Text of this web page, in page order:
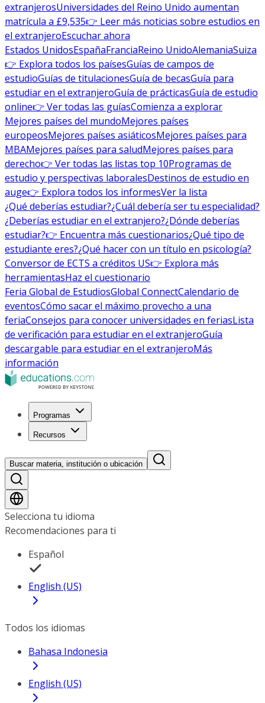
extranjerosUniversidades del Reino Unido aumentan
matrícula a £9,535👉 Leer más noticias sobre estudios en
el extranjeroEscuchar ahora
Estados UnidosEspañaFranciaReino UnidoAlemaniaSuiza
👉 Explora todos los paísesGuías de campos de
estudioGuías de titulacionesGuía de becasGuía para
estudiar en el extranjeroGuía de prácticasGuía de estudio
online👉 Ver todas las guíasComienza a explorar
Mejores países del mundoMejores países
europeosMejores países asiáticosMejores países para
MBAMejores países para saludMejores países para
derecho👉 Ver todas las listas top 10Programas de
estudio y perspectivas laboralesDestinos de estudio en
auge👉 Explora todos los informesVer la lista
¿Qué deberías estudiar?¿Cuál debería ser tu especialidad?
¿Deberías estudiar en el extranjero?¿Dónde deberías
estudiar?👉 Encuentra más cuestionarios¿Qué tipo de
estudiante eres?¿Qué hacer con un título en psicología?
Conversor de ECTS a créditos US👉 Explora más
herramientasHaz el cuestionario
Feria Global de EstudiosGlobal ConnectCalendario de
eventosCómo sacar el máximo provecho a una
feriaConsejos para conocer universidades en feriasLista
de verificación para estudiar en el extranjeroGuía
descargable para estudiar en el extranjeroMás
información
Programas
Recursos
Buscar materia, institución o ubicación
Selecciona tu idioma
Recomendaciones para ti
Español
English (US)
Todos los idiomas
Bahasa Indonesia
English (US)